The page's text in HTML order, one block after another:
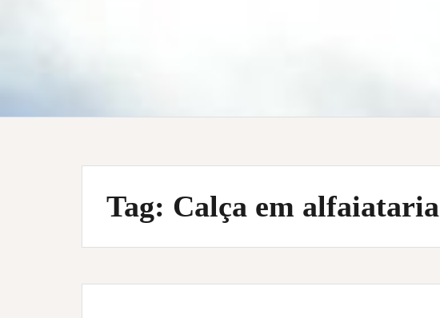
Tag: Calça em alfaiataria